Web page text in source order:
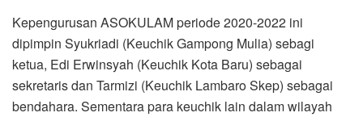
Kepengurusan ASOKULAM periode 2020-2022 ini
dipimpin Syukriadi (Keuchik Gampong Mulia) sebagi
ketua, Edi Erwinsyah (Keuchik Kota Baru) sebagai
sekretaris dan Tarmizi (Keuchik Lambaro Skep) sebagai
bendahara. Sementara para keuchik lain dalam wilayah